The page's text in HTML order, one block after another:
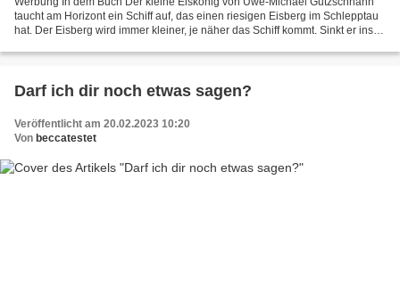
taucht am Horizont ein Schiff auf, das einen riesigen Eisberg im Schlepptau
hat. Der Eisberg wird immer kleiner, je näher das Schiff kommt. Sinkt er ins
Darf ich dir noch etwas sagen?
Veröffentlicht am 20.02.2023 10:20
Von beccatestet